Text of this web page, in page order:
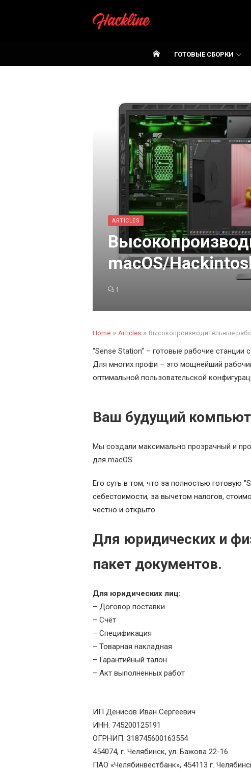
ГОТОВЫЕ СБОРКИ
ARTICLES
macOS/
1
Home » Articles » Высокопроизводительные
"Sense Station" – готовые рабочие станции
Для многих профи – это мощнейший
оптимальной пользовательской
Ваш будущий
Мы создали максимально прозрачный и
для macOS.
Его суть в том, что за полностью готовую
себестоимости, за вычетом налогов,
честно и открыто.
Для юридических и
пакет документов.
Для юридических лиц:
– Договор поставки
– Счёт
– Спецификация
– Товарная накладная
– Гарантийный талон
– Акт выполненных работ
ИП Денисов Иван Сергеевич
ИНН: 745200125191
ОГРНИП: 318745600163554
454074, г. Челябинск, ул. Бажова 22-16
ПАО «Челябинвестбанк», 454113 г.